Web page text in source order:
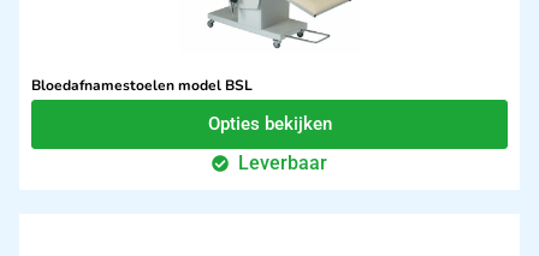
Bloedafnamestoelen model BSL
Opties bekijken
Leverbaar